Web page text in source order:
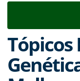
Tópicos